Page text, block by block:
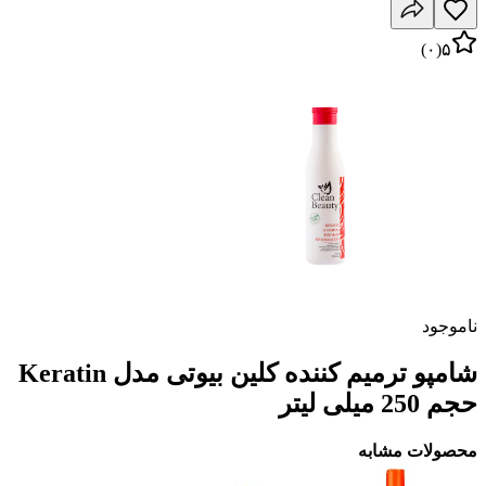
۵(۰)
ناموجود
شامپو ترمیم کننده کلین بیوتی مدل Keratin
حجم 250 میلی لیتر
محصولات مشابه